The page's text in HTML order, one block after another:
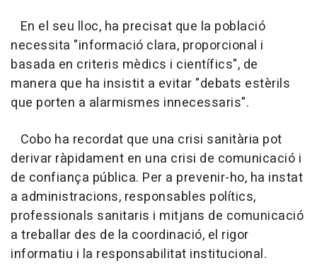
En el seu lloc, ha precisat que la població
necessita "informació clara, proporcional i
basada en criteris mèdics i científics", de
manera que ha insistit a evitar "debats estèrils
que porten a alarmismes innecessaris".
Cobo ha recordat que una crisi sanitària pot
derivar ràpidament en una crisi de comunicació i
de confiança pública. Per a prevenir-ho, ha instat
a administracions, responsables polítics,
professionals sanitaris i mitjans de comunicació
a treballar des de la coordinació, el rigor
informatiu i la responsabilitat institucional.